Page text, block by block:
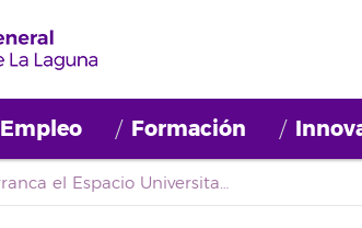
Empleo Formación
Arranca el Espacio Universitario Audiovisual, un innovador proyecto formativo en creación audiovisual